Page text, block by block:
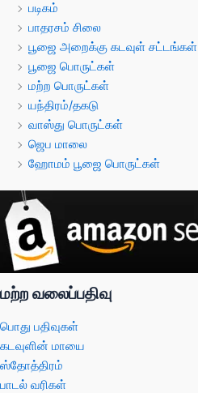
படிகம்
பாதரசம் சிலை
பூஜை அறைக்கு கடவுள் சட்டங்கள்
பூஜை பொருட்கள்
மற்ற பொருட்கள்
யந்திரம்/தகடு
வாஸ்து பொருட்கள்
ஜெப மாலை
ஹோமம் பூஜை பொருட்கள்
மற்ற வலைப்பதிவு
பொது பதிவுகள்
கடவுளின் மாயை
ஸ்தோத்திரம்
பாடல் வரிகள்